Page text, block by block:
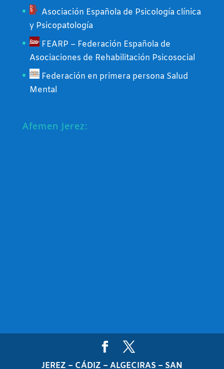
Asociación Española de Psicología clínica
y Psicopatología
FEARP – Federación Española de
Asociaciones de Rehabilitación Psicosocial
Federación en primera persona Salud
Mental
Afemen Jerez:
JEREZ – CÁDIZ – ALGECIRAS – SAN